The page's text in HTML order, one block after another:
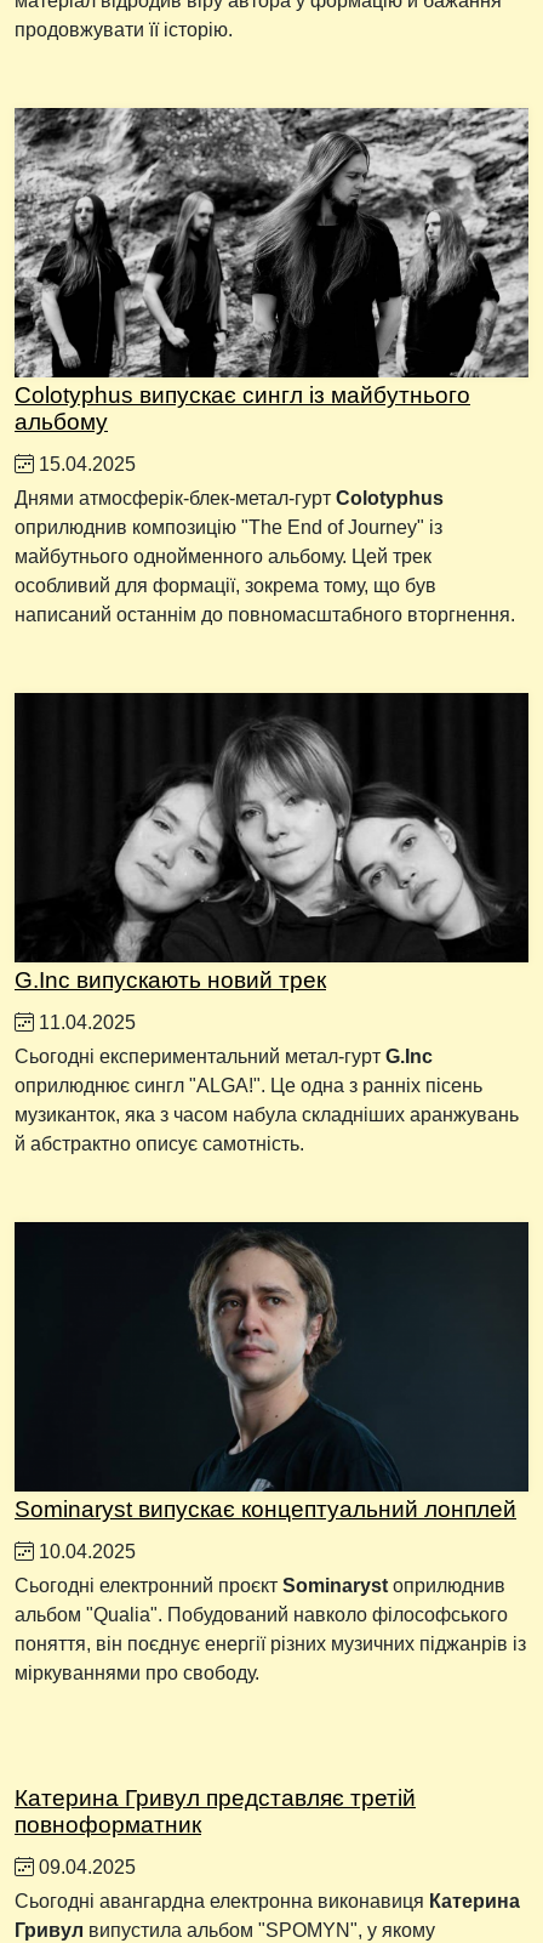
продовжувати її історію.
Colotyphus випускає сингл із майбутнього
альбому
15.04.2025
Днями атмосферік-блек-метал-гурт Colotyphus
оприлюднив композицію "The End of Journey" із
майбутнього однойменного альбому. Цей трек
особливий для формації, зокрема тому, що був
написаний останнім до повномасштабного вторгнення.
G.Inc випускають новий трек
11.04.2025
Сьогодні експериментальний метал-гурт G.Inc
оприлюднює сингл "ALGA!". Це одна з ранніх пісень
музиканток, яка з часом набула складніших аранжувань
й абстрактно описує самотність.
Sominaryst випускає концептуальний лонплей
10.04.2025
Сьогодні електронний проєкт Sominaryst оприлюднив
альбом "Qualia". Побудований навколо філософського
поняття, він поєднує енергії різних музичних піджанрів із
міркуваннями про свободу.
Катерина Гривул представляє третій
повноформатник
09.04.2025
Сьогодні авангардна електронна виконавиця Катерина
Гривул випустила альбом "SPOMYN", у якому